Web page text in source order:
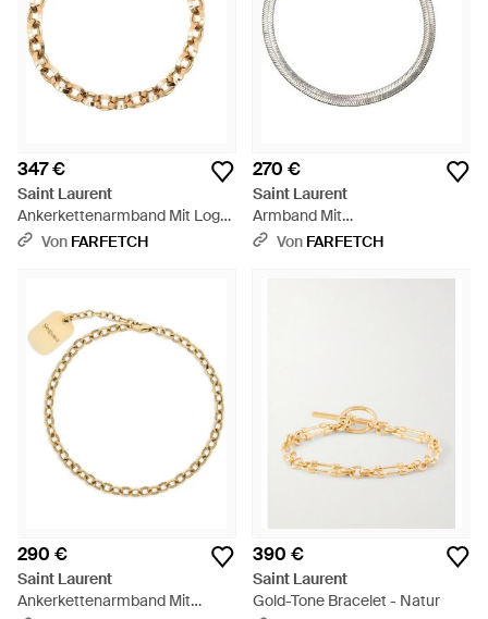
347 €
Saint Laurent
Ankerkettenarmband Mit Logo-
Schild - Mettallic
Von FARFETCH
270 €
Saint Laurent
Armband Mit
Fischgrätenmuster Und Logo-
Von FARFETCH
290 €
Saint Laurent
Ankerkettenarmband Mit
390 €
Saint Laurent
Gold-Tone Bracelet - Natur